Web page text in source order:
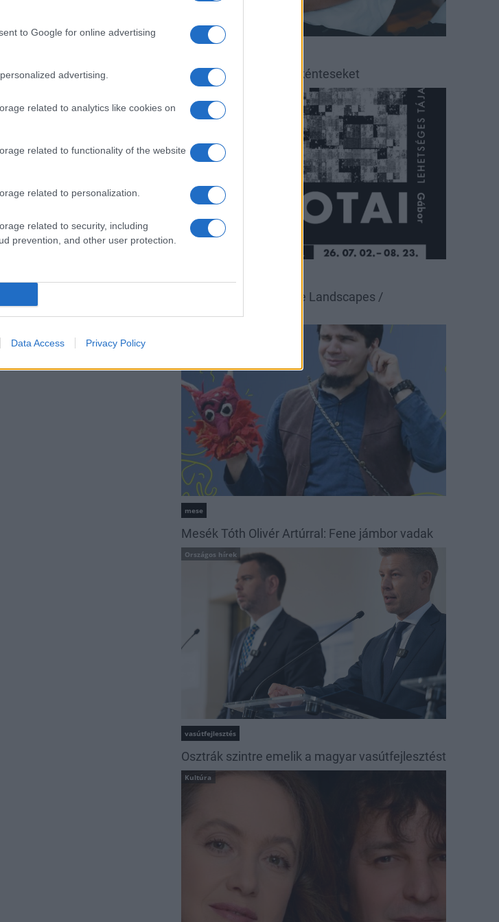
to Google for online advertising
advertising.
related to analytics like cookies on
related to functionality of the website
related to personalization.
related to security, including
prevention, and other user protection.
Data Access Privacy Policy
Véradásra kérik az önkénteseket
Palotai Gábor: Possible Landscapes /
mese
Mesék Tóth Olivér Artúrral: Fene jámbor vadak
Országos hírek
vasútfejlesztés
Osztrák szintre emelik a magyar vasútfejlesztést
Kultúra